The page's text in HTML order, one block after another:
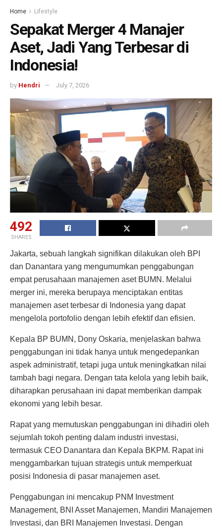
Home Lifestyle
Sepakat Merger 4 Manajer
Aset, Jadi Yang Terbesar di
Indonesia!
by Hendri July 7, 2026
492
SHARES
Jakarta, sebuah langkah signifikan dilakukan oleh BPI
dan Danantara yang mengumumkan penggabungan
empat perusahaan manajemen aset BUMN. Melalui
merger ini, mereka berupaya menciptakan entitas
manajemen aset terbesar di Indonesia yang dapat
mengelola portofolio dengan lebih efektif dan efisien.
Kepala BP BUMN, Dony Oskaria, menjelaskan bahwa
penggabungan ini tidak hanya untuk mengedepankan
aspek administratif, tetapi juga untuk meningkatkan nilai
tambah bagi negara. Dengan tata kelola yang lebih baik,
diharapkan perusahaan ini dapat memberikan dampak
ekonomi yang lebih besar.
Rapat yang memutuskan penggabungan ini dihadiri oleh
sejumlah tokoh penting dalam industri investasi,
termasuk CEO Danantara dan Kepala BKPM. Rapat ini
menggambarkan tujuan strategis untuk memperkuat
posisi Indonesia di pasar manajemen aset.
Penggabungan ini mencakup PNM Investment
Management, BNI Asset Manajemen, Mandiri Manajemen
Investasi, dan BRI Manajemen Investasi. Dengan